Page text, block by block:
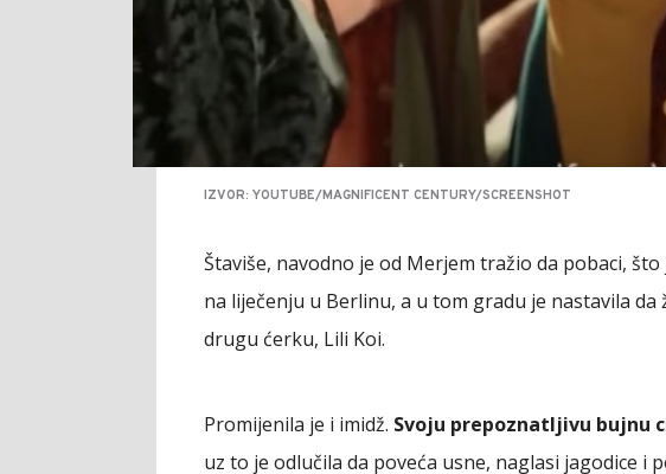
IZVOR: YOUTUBE/MAGNIFICENT CENTURY/SCREENSHOT
Štaviše, navodno je od Merjem tražio da pobaci,
na liječenju u Berlinu, a u tom gradu je nastavila da
drugu ćerku, Lili Koi.
Promijenila je i imidž. Svoju prepoznatljivu bujnu
uz to je odlučila da poveća usne, naglasi jagodice i